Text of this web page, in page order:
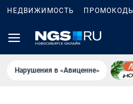
НЕДВИЖИМОСТЬ ПРОМОКОДЫ
Нарушения в «Авиценне»